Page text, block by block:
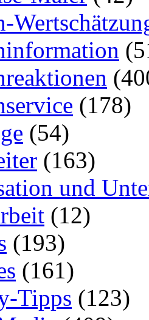
(178)
(54)
(163)
und
(12)
(193)
(161)
Tipps (123)